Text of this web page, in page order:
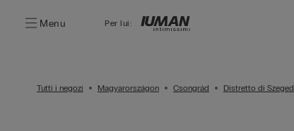
Menu Per lui:
Tutti i negozi Magyarországon Csongrád Distretto di Szeged